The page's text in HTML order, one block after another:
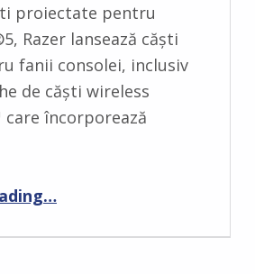
proiectate pentru
Razer lansează căști
fanii consolei, inclusiv
de căști wireless
care încorporează
“Razer anunță primele căști PS5 wireless cu HyperSense, dar și un stand de încărcare DualSense”
…